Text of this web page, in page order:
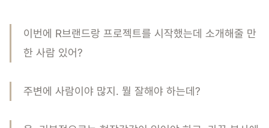
이번에 R브랜드랑 프로젝트를 시작했는데 소개해줄 만
한 사람 있어?
주변에 사람이야 많지. 뭘 잘해야 하는데?